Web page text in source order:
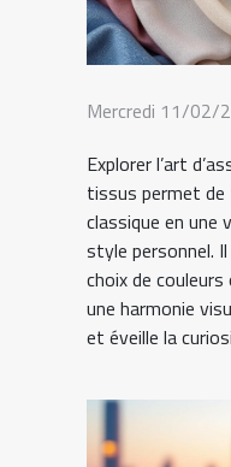
Mercredi 11/02/
Explorer l’art
tissus permet
classique en une
style personnel.
choix de
une harmonie
et éveille la